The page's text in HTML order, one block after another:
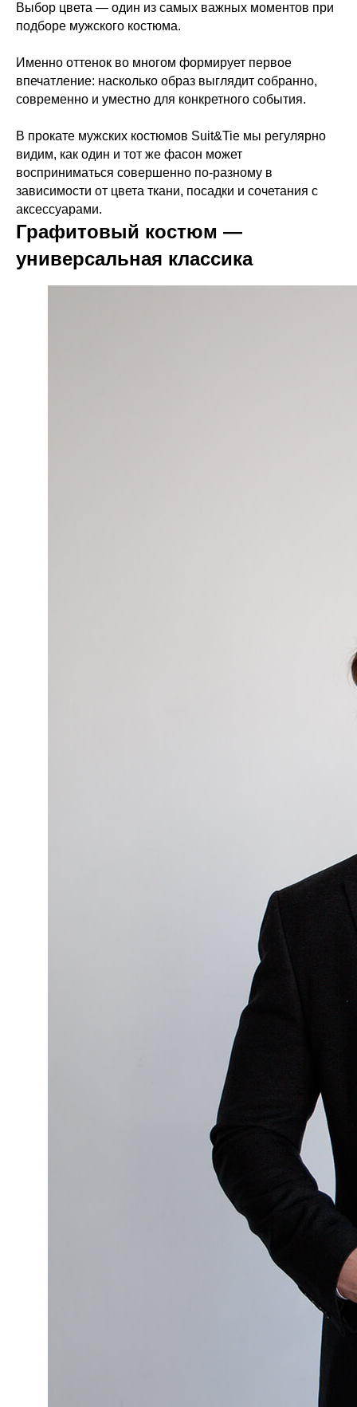
Выбор цвета — один из самых важных моментов при
подборе мужского костюма.
Именно оттенок во многом формирует первое
впечатление: насколько образ выглядит собранно,
современно и уместно для конкретного события.
В прокате мужских костюмов Suit&Tie мы регулярно
видим, как один и тот же фасон может
восприниматься совершенно по-разному в
зависимости от цвета ткани, посадки и сочетания с
аксессуарами.
Графитовый костюм —
универсальная классика